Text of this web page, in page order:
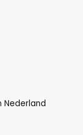
Nederland